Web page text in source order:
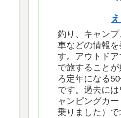
釣り、キャンプ
車などの情報を
す。アウトド
で旅すること
ろ定年になる
です。過去に
ャンピングカ
乗りました）